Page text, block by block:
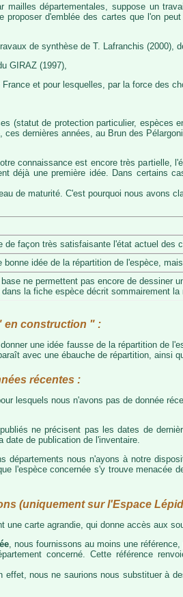
mailles départementales, suppose un
proposer d'emblée des cartes que l'on
de synthèse de T. Lafranchis (2000),
GIRAZ (1997),
et pour lesquelles, par la force des
(statut de protection particulier, espèces
dernières années, au Brun des
connaissance est encore très partielle,
déjà une première idée. Dans certains
de maturité. C'est pourquoi nous avons
de façon très satisfaisante l'état actuel des
bonne idée de la répartition de l'espèce,
ne permettent pas encore de dessiner
la fiche espèce décrit sommairement
en construction " :
une idée fausse de la répartition de
avec une ébauche de répartition, ainsi
récentes :
lesquels nous n'avons pas de donnée
ne précisent pas les dates de
de publication de l'inventaire.
départements nous n'ayons à notre
l'espèce concernée s'y trouve menacée
(uniquement sur l'Espace
carte agrandie, qui donne accès aux
, nous fournissons au moins une
concerné. Cette référence
nous ne saurions nous substituer à